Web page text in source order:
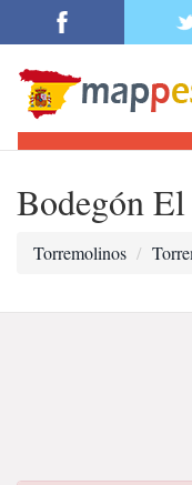
Bodegón
Torremolinos